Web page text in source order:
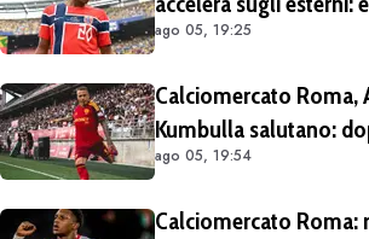
obiettivi
ago 05, 19:25
Calciomercato Roma,
Kumbulla salutano:
Spagna
ago 05, 19:54
Calciomercato Roma: